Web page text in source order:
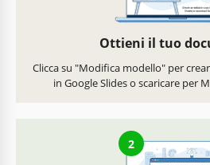
Ottieni il tuo
Clicca su "Modifica modello" per
in Google Slides o scaricare per
2